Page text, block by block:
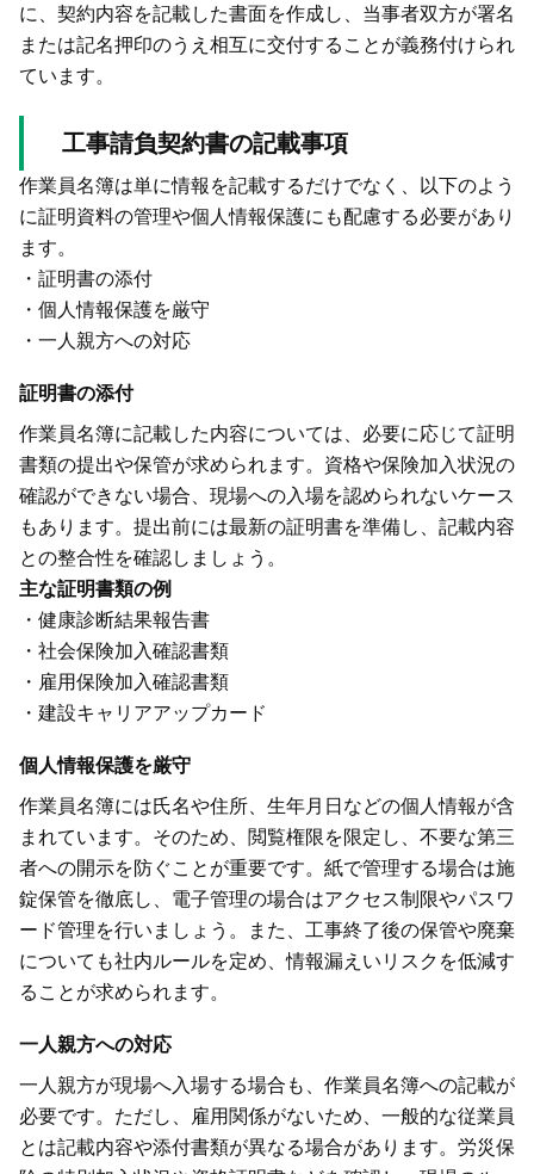
に、契約内容を記載した書面を作成し、当事者双方が署名
または記名押印のうえ相互に交付することが義務付けられ
ています。
工事請負契約書の記載事項
作業員名簿は単に情報を記載するだけでなく、以下のよう
に証明資料の管理や個人情報保護にも配慮する必要があり
ます。
・証明書の添付
・個人情報保護を厳守
・一人親方への対応
証明書の添付
作業員名簿に記載した内容については、必要に応じて証明
書類の提出や保管が求められます。資格や保険加入状況の
確認ができない場合、現場への入場を認められないケース
もあります。提出前には最新の証明書を準備し、記載内容
との整合性を確認しましょう。
主な証明書類の例
・健康診断結果報告書
・社会保険加入確認書類
・雇用保険加入確認書類
・建設キャリアアップカード
個人情報保護を厳守
作業員名簿には氏名や住所、生年月日などの個人情報が含
まれています。そのため、閲覧権限を限定し、不要な第三
者への開示を防ぐことが重要です。紙で管理する場合は施
錠保管を徹底し、電子管理の場合はアクセス制限やパスワ
ード管理を行いましょう。また、工事終了後の保管や廃棄
についても社内ルールを定め、情報漏えいリスクを低減す
ることが求められます。
一人親方への対応
一人親方が現場へ入場する場合も、作業員名簿への記載が
必要です。ただし、雇用関係がないため、一般的な従業員
とは記載内容や添付書類が異なる場合があります。労災保